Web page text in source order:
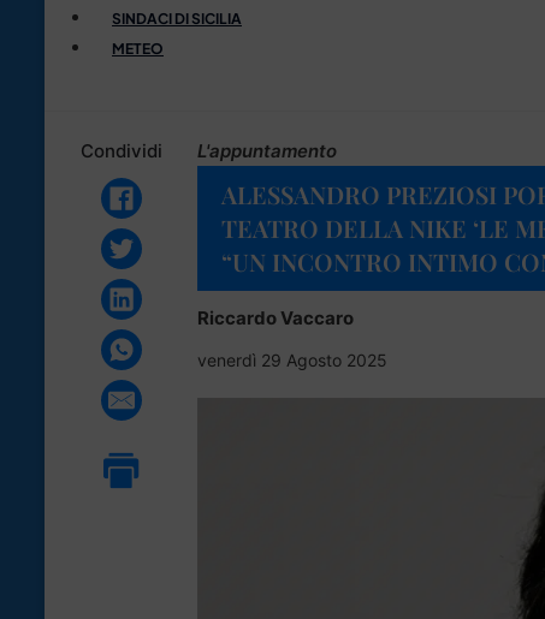
SINDACI DI SICILIA
METEO
Condividi L'appuntamento
ALESSANDRO PREZIOSI
TEATRO DELLA NIKE ‘LE
“UN INCONTRO INTIMO
Riccardo Vaccaro
venerdì 29 Agosto 2025